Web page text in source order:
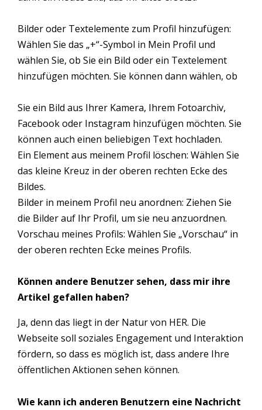
Bilder oder Textelemente zum Profil hinzufügen:
Wählen Sie das „+“-Symbol in Mein Profil und
wählen Sie, ob Sie ein Bild oder ein Textelement
hinzufügen möchten. Sie können dann wählen, ob
Sie ein Bild aus Ihrer Kamera, Ihrem Fotoarchiv,
Facebook oder Instagram hinzufügen möchten. Sie
können auch einen beliebigen Text hochladen.
Ein Element aus meinem Profil löschen: Wählen Sie
das kleine Kreuz in der oberen rechten Ecke des
Bildes.
Bilder in meinem Profil neu anordnen: Ziehen Sie
die Bilder auf Ihr Profil, um sie neu anzuordnen.
Vorschau meines Profils: Wählen Sie „Vorschau“ in
der oberen rechten Ecke meines Profils.
Können andere Benutzer sehen, dass mir ihre
Artikel gefallen haben?
Ja, denn das liegt in der Natur von HER. Die
Webseite soll soziales Engagement und Interaktion
fördern, so dass es möglich ist, dass andere Ihre
öffentlichen Aktionen sehen können.
Wie kann ich anderen Benutzern eine Nachricht